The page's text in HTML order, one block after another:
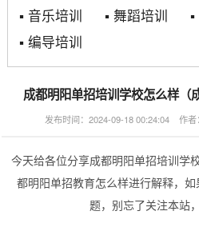
▪ 音乐培训 ▪ 舞蹈培训 ▪
▪ 编导培训
成都明阳单招培训学校怎么样（
发布时间：2024-09-18 00:24:04 作
今天给各位分享成都明阳单招培训学
都明阳单招教育怎么样进行解释，
题，别忘了关注本站